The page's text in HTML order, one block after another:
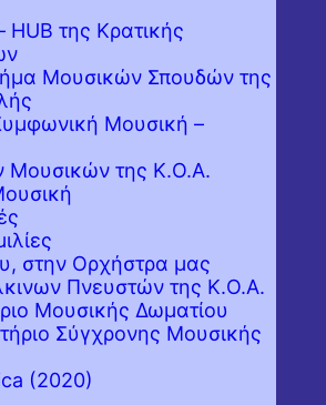
HUB της Κρατικής
Μουσικών Σπουδών της
Μουσική –
Μουσικών της Κ.Ο.Α.
στην Ορχήστρα μας
Πνευστών της Κ.Ο.Α.
Μουσικής Δωματίου
Σύγχρονης Μουσικής
(2020)